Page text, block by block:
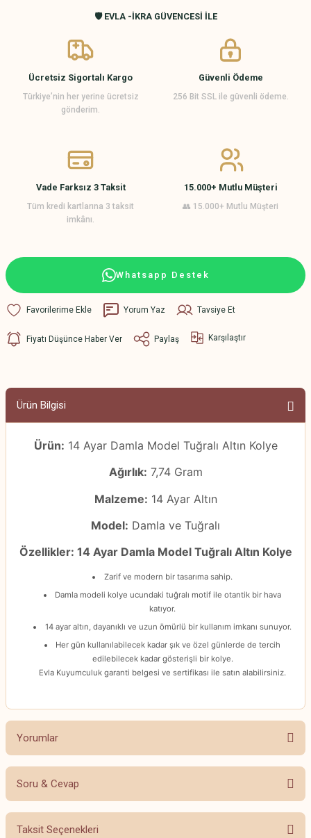
🛡️ EVLA -İKRA GÜVENCESİ İLE
Ücretsiz Sigortalı Kargo
Türkiye’nin her yerine ücretsiz
gönderim.
Güvenli Ödeme
256 Bit SSL ile güvenli ödeme.
Vade Farksız 3 Taksit
Tüm kredi kartlarına 3 taksit
imkânı.
15.000+ Mutlu Müşteri
👥 15.000+ Mutlu Müşteri
Whatsapp Destek
Yorum Yaz Tavsiye Et
Fiyatı Düşünce Haber Ver Paylaş Karşılaştır
Ürün Bilgisi
Ürün: 14 Ayar Damla Model Tuğralı Altın Kolye
Ağırlık: 7,74 Gram
Malzeme: 14 Ayar Altın
Model: Damla ve Tuğralı
Özellikler: 14 Ayar Damla Model Tuğralı Altın Kolye
Zarif ve modern bir tasarıma sahip.
Damla modeli kolye ucundaki tuğralı motif ile otantik bir hava
katıyor.
14 ayar altın, dayanıklı ve uzun ömürlü bir kullanım imkanı sunuyor.
Her gün kullanılabilecek kadar şık ve özel günlerde de tercih
edilebilecek kadar gösterişli bir kolye.
Evla Kuyumculuk garanti belgesi ve sertifikası ile satın alabilirsiniz.
Yorumlar
Bu ürüne ilk yorumu siz yapın!
Soru & Cevap
Taksit Seçenekleri